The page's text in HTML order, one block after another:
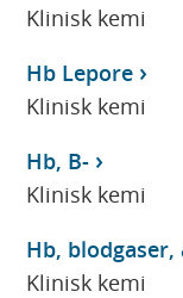
Klinisk kemi
Hb Lepore
Klinisk kemi
Hb, B-
Klinisk kemi
Hb,
Klinisk kemi